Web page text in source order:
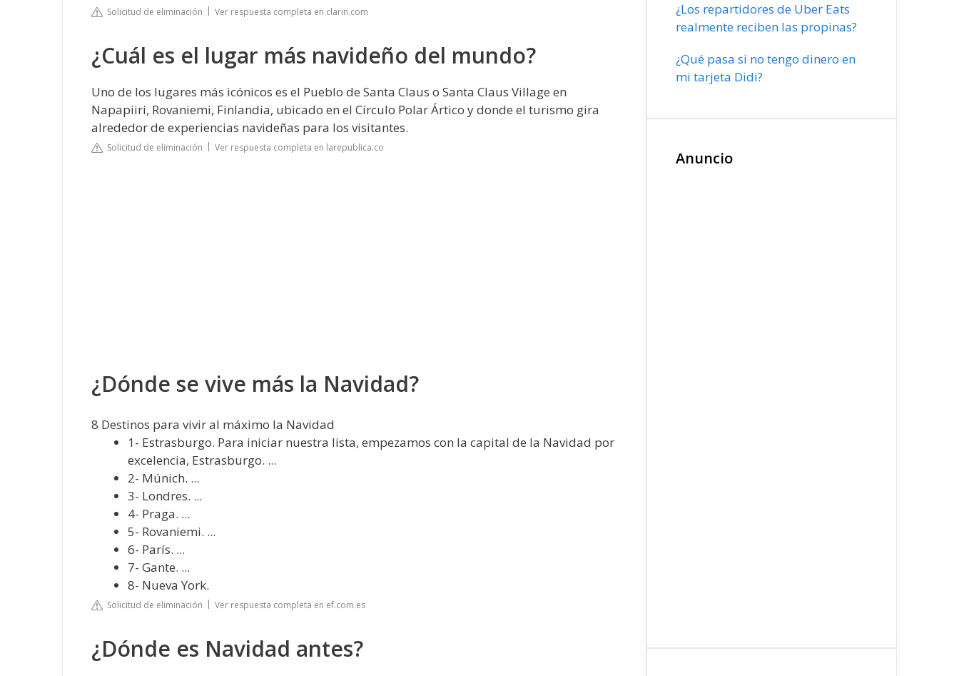
Solicitud de eliminación Ver respuesta completa en clarin.com
¿Cuál es el lugar más navideño del mundo?
Uno de los lugares más icónicos es el Pueblo de Santa Claus o Santa Claus Village en
Napapiiri, Rovaniemi, Finlandia, ubicado en el Círculo Polar Ártico y donde el turismo gira
alrededor de experiencias navideñas para los visitantes.
Solicitud de eliminación Ver respuesta completa en larepublica.co
¿Dónde se vive más la Navidad?
8 Destinos para vivir al máximo la Navidad
1- Estrasburgo. Para iniciar nuestra lista, empezamos con la capital de la Navidad por
excelencia, Estrasburgo. ...
2- Múnich. ...
3- Londres. ...
4- Praga. ...
5- Rovaniemi. ...
6- París. ...
7- Gante. ...
8- Nueva York.
Solicitud de eliminación Ver respuesta completa en ef.com.es
¿Dónde es Navidad antes?
¿Los repartidores de Uber Eats
realmente reciben las propinas?
¿Qué pasa si no tengo dinero en
mi tarjeta Didi?
Anuncio